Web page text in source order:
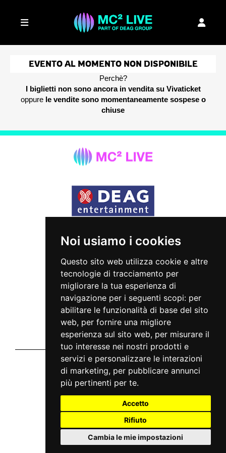
Noi usiamo i cookies
Questo sito web utilizza cookie e altre
tecnologie di tracciamento per
migliorare la tua esperienza di
navigazione per i seguenti scopi: per
abilitare le funzionalità di base del sito
web, per fornire una migliore
esperienza sul sito web, per misurare il
tuo interesse nei nostri prodotti e
servizi e personalizzare le interazioni
di marketing, per pubblicare annunci
più pertinenti per te.
Accetto
Rifiuto
Cambia le mie impostazioni
EVENTO AL MOMENTO NON DISPONIBILE
Perchè?
I biglietti non sono ancora in vendita su Vivaticket
oppure le vendite sono momentaneamente sospese o
chiuse
INFO
info@mc2live.it
Informativa sito
Notizie
Tour
Faq
Contatti
Vivaticket
chi siamo
privacy
cookie
Aiuto e Assistenza
guida al servizio
domande frequenti
modalità di pagamento
assistenza